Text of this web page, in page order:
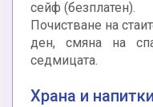
сейф (безплатен).
Почистване на
ден, смяна на
седмицата.
Храна и напитки